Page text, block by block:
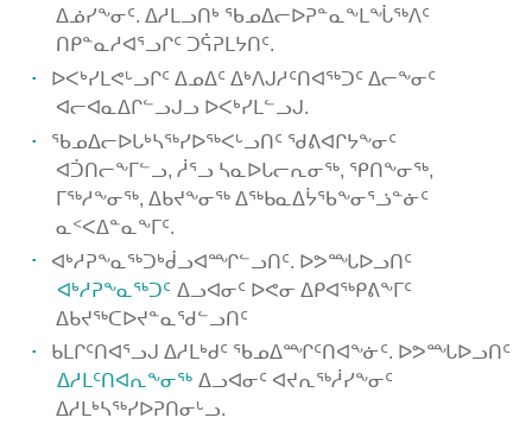
ᐃᓅᓯᖕᓂᑦ. ᐃᓱᒪᓗᑎᒃ ᖃᓄᐃᓕᐅᕈᓐᓇᖕᒪᖔᖅᐱᑦ
ᑎᑭᓐᓇᓱᐊᕐᓗᒋᑦ ᑐᕌᕈᒪᔭᑎᑦ.
ᐅᐸᒃᓯᒪᕙᒡᓗᒋᑦ ᐃᓄᐃᑦ ᐃᒃᐱᒍᓱᑦᑎᐊᖅᑐᑦ ᐃᓕᖕᓂᑦ
ᐊᓕᐊᓇᐃᒋᓪᓗᒍᓗ ᐅᐸᒃᓯᒪᓪᓗᒍ.
ᖃᓄᐃᓕᐅᒐᒃᓴᖅᓯᐅᖅᐸᒡᓗᑎᑦ ᖁᕕᐊᒋᔭᖕᓂᑦ
ᐊᑑᑎᓕᖕᒥᓪᓗ, ᓲᕐᓗ ᓴᓇᐅᒐᓕᕆᓂᖅ, ᕿᑎᖕᓂᖅ,
ᒥᖅᓱᖕᓂᖅ, ᐃᑲᔪᖕᓂᖅ ᐃᖅᑲᓇᐃᔮᖃᖕᓂᕐᓘᓐᓃᑦ
ᓇᑉᐸᐃᓐᓇᖕᒥᑦ.
ᐊᒃᓱᕈᖕᓇᖅᑐᒃᑰᓗᐊᙱᓪᓗᑎᑦ. ᐅᕗᙵᐅᓗᑎᑦ
ᐊᒃᓱᕈᖕᓇᖅᑐᑦ ᐃᓗᐊᓂᑦ ᐅᕙᓂ ᐃᑭᐊᖅᑭᕕᖕᒥᑦ
ᐃᑲᔪᖅᑕᐅᔪᓐᓇᖁᓪᓗᑎᑦ
ᑲᒪᒋᑦᑎᐊᕐᓗᒍ ᐃᓱᒪᒃᑯᑦ ᖃᓄᐃᙱᑦᑎᐊᖕᓃᑦ. ᐅᕗᙵᐅᓗᑎᑦ
ᐃᓱᒪᑦᑎᐊᕆᖕᓂᖅ ᐃᓗᐊᓂᑦ ᐊᔪᕆᖅᓲᓯᖕᓂᑦ
ᐃᓱᒪᒃᓴᖅᓯᐅᕈᑎᓂᒡᓗ.